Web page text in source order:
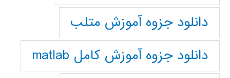
دانلود جزوه آموزش متلب
دانلود جزوه آموزش کامل matlab